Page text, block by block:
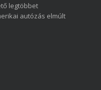
legtöbbet
autózás elmúlt